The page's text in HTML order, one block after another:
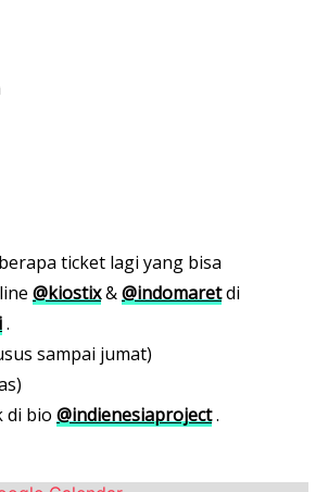
ticket lagi yang bisa
@kiostix&@indomaretdi
.
sampai jumat)
di bio @indienesiaproject.